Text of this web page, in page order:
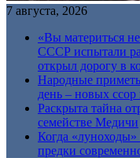
7 августа, 2026
«Вы материться
СССР испытали
открыл дорогу в
Народные
день – новых ссор
Раскрыта тайна
семействе Медичи
Когда «луноходы»
предки